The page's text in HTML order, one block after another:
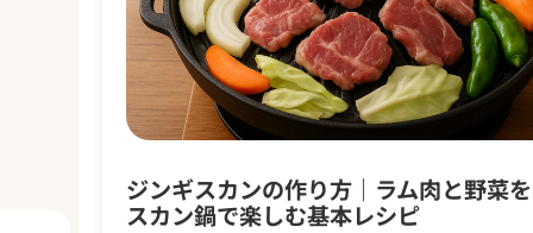
ジンギスカンの作り方｜ラム肉と野菜
スカン鍋で楽しむ基本レシピ